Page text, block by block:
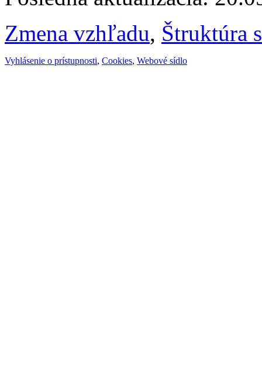
Zmena vzhľadu, Štruktúra
Vyhlásenie o prístupnosti, Cookies, Webové sídlo